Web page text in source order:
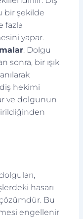
bir şekilde
fazla
yapar.
: Dolgu
sonra, bir ışık
hekimi
ve dolgunun
hasarı
Bu
engellenir